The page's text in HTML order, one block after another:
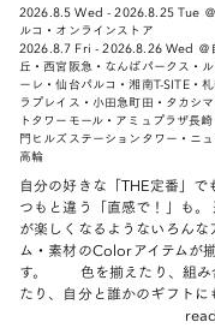
2026.8.5 Wed - 2026.8.25 Tue
ルコ・オンラインストア
2026.8.7 Fri - 2026.8.26 Wed ＠
丘・西宮阪急・なんばパークス・
ーレ・仙台パルコ・湘南T-SITE・
ラプレイス・小田急町田・タカシ
トタワーモール・アミュプラザ長
門ヒルズステーションタワー・ニ
高輪
自分の好きな「THE定番」で
つもと違う「直感で！」も。
が楽しくなるようないろんな
ム・素材のColorアイテムが
す。 色を揃えたり、組み
たり、自分と誰かのギフトに